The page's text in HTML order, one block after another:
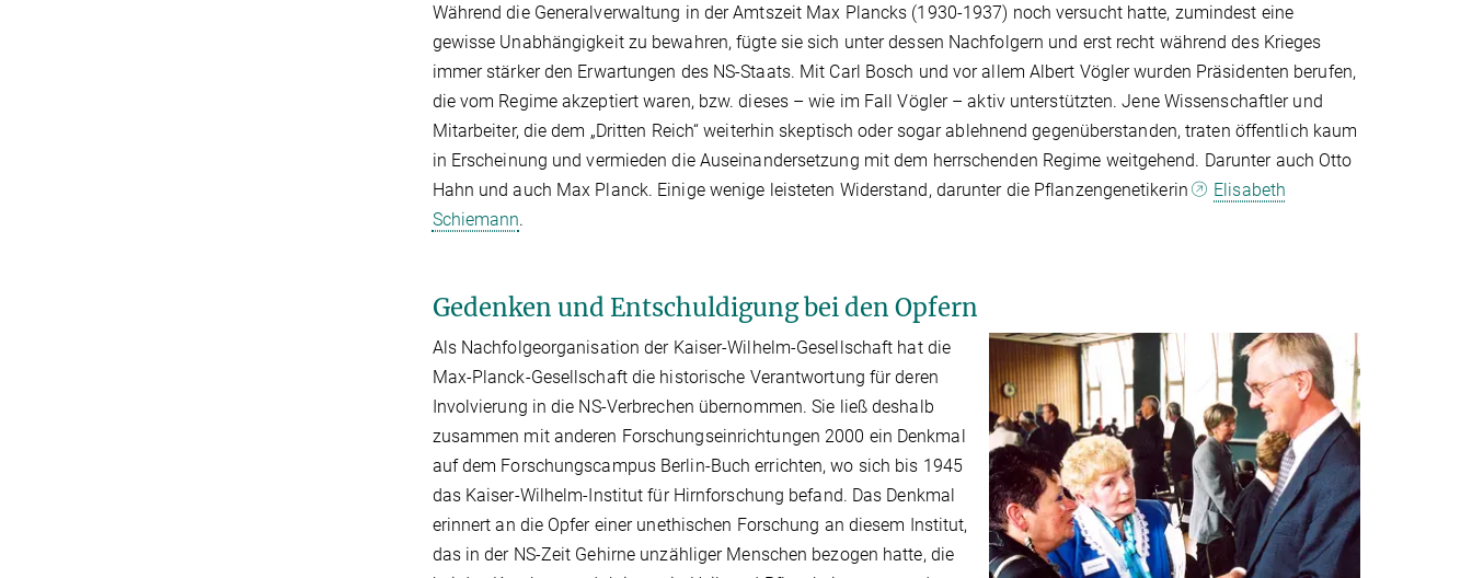
Während die Generalverwaltung in der Amtszeit Max Plancks (1930-1937) noch versucht hatte, zumindest eine
gewisse Unabhängigkeit zu bewahren, fügte sie sich unter dessen Nachfolgern und erst recht während des Krieges
immer stärker den Erwartungen des NS-Staats. Mit Carl Bosch und vor allem Albert Vögler wurden Präsidenten berufen,
die vom Regime akzeptiert waren, bzw. dieses – wie im Fall Vögler – aktiv unterstützten. Jene Wissenschaftler und
Mitarbeiter, die dem „Dritten Reich“ weiterhin skeptisch oder sogar ablehnend gegenüberstanden, traten öffentlich kaum
in Erscheinung und vermieden die Auseinandersetzung mit dem herrschenden Regime weitgehend. Darunter auch Otto
Hahn und auch Max Planck. Einige wenige leisteten Widerstand, darunter die Pflanzengenetikerin
Elisabeth
Schiemann.
Gedenken und Entschuldigung bei den Opfern
Als Nachfolgeorganisation der Kaiser-Wilhelm-Gesellschaft hat die
Max-Planck-Gesellschaft die historische Verantwortung für deren
Involvierung in die NS-Verbrechen übernommen. Sie ließ deshalb
zusammen mit anderen Forschungseinrichtungen 2000 ein Denkmal
auf dem Forschungscampus Berlin-Buch errichten, wo sich bis 1945
das Kaiser-Wilhelm-Institut für Hirnforschung befand. Das Denkmal
erinnert an die Opfer einer unethischen Forschung an diesem Institut,
das in der NS-Zeit Gehirne unzähliger Menschen bezogen hatte, die